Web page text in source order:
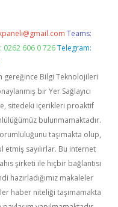
Teams:
0262 606 0 726 Telegram:
gereğince Bilgi Teknolojileri
bir Yer Sağlayıcı
sitedeki içerikleri proaktif
bulunmamaktadır.
taşımakta olup,
sayılırlar. Bu internet
şirketi ile hiçbir bağlantısı
hazırladığımız makaleler
haber niteliği taşımamakta